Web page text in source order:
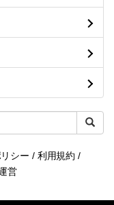
シー / 利用規約 /
営